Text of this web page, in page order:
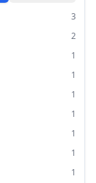
3
2
1
1
1
1
1
1
1